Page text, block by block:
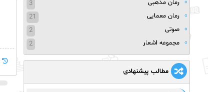
رمان مذهبی
3
رمان معمایی
21
صوتی
2
مجموعه اشعار
2
مطالب پیشنهادی